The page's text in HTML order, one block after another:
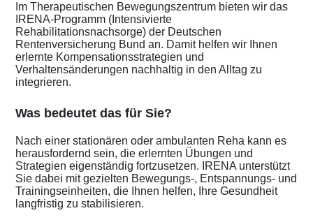
Im Therapeutischen Bewegungszentrum bieten wir das
IRENA-Programm (Intensivierte
Rehabilitationsnachsorge) der Deutschen
Rentenversicherung Bund an. Damit helfen wir Ihnen
erlernte Kompensationsstrategien und
Verhaltensänderungen nachhaltig in den Alltag zu
integrieren.
Was bedeutet das für Sie?
Nach einer stationären oder ambulanten Reha kann es
herausfordernd sein, die erlernten Übungen und
Strategien eigenständig fortzusetzen. IRENA unterstützt
Sie dabei mit gezielten Bewegungs-, Entspannungs- und
Trainingseinheiten, die Ihnen helfen, Ihre Gesundheit
langfristig zu stabilisieren.